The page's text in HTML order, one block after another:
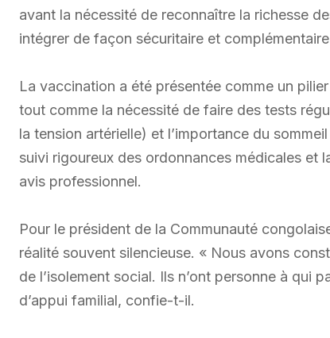
avant la nécessité de reconnaître la richesse
intégrer de façon sécuritaire et
La vaccination a été présentée comme un
tout comme la nécessité de faire des tests
la tension artérielle) et l’importance du
suivi rigoureux des ordonnances médicales et
avis professionnel.
Pour le président de la Communauté
réalité souvent silencieuse. « Nous avons
de l’isolement social. Ils n’ont personne à qui
d’appui familial, confie-t-il.